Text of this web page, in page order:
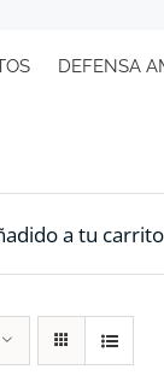
DEFENSA
a tu